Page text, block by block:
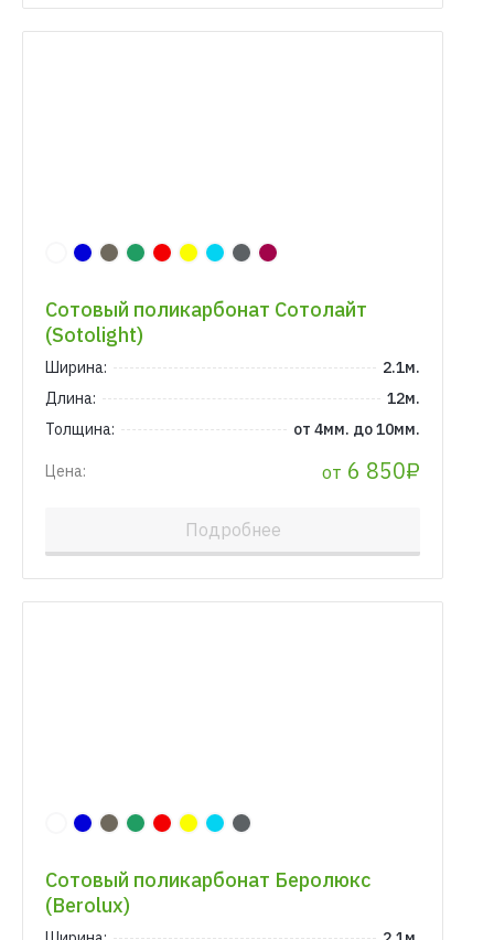
Сотовый поликарбонат Сотолайт
(Sotolight)
Ширина:
2.1м.
Длина:
12м.
Толщина:
от 4мм. до 10мм.
Цена: от 6 850₽
Подробнее
Сотовый поликарбонат Беролюкс
(Berolux)